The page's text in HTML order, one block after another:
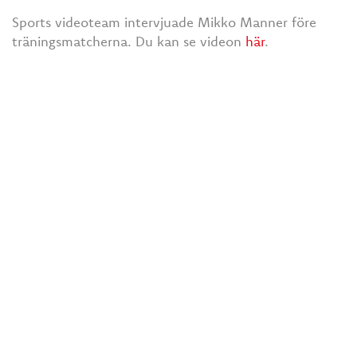
Sports videoteam intervjuade Mikko Manner före
träningsmatcherna. Du kan se videon här.